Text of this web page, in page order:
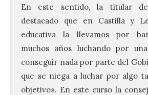
En este sentido, la titular
destacado que en Castilla y
educativa la llevamos por
muchos años luchando por
conseguir nada por parte del
que se niega a luchar por algo
objetivo». En este curso la